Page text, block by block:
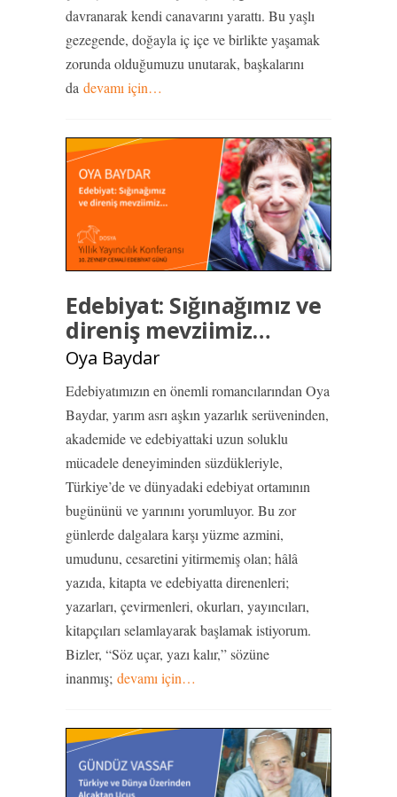
davranarak kendi canavarını yarattı. Bu yaşlı
gezegende, doğayla iç içe ve birlikte yaşamak
zorunda olduğumuzu unutarak, başkalarını
da devamı için…
Edebiyat: Sığınağımız ve
direniş mevziimiz…
Oya Baydar
Edebiyatımızın en önemli romancılarından Oya
Baydar, yarım asrı aşkın yazarlık serüveninden,
akademide ve edebiyattaki uzun soluklu
mücadele deneyiminden süzdükleriyle,
Türkiye’de ve dünyadaki edebiyat ortamının
bugününü ve yarınını yorumluyor. Bu zor
günlerde dalgalara karşı yüzme azmini,
umudunu, cesaretini yitirmemiş olan; hâlâ
yazıda, kitapta ve edebiyatta direnenleri;
yazarları, çevirmenleri, okurları, yayıncıları,
kitapçıları selamlayarak başlamak istiyorum.
Bizler, “Söz uçar, yazı kalır,” sözüne
inanmış; devamı için…